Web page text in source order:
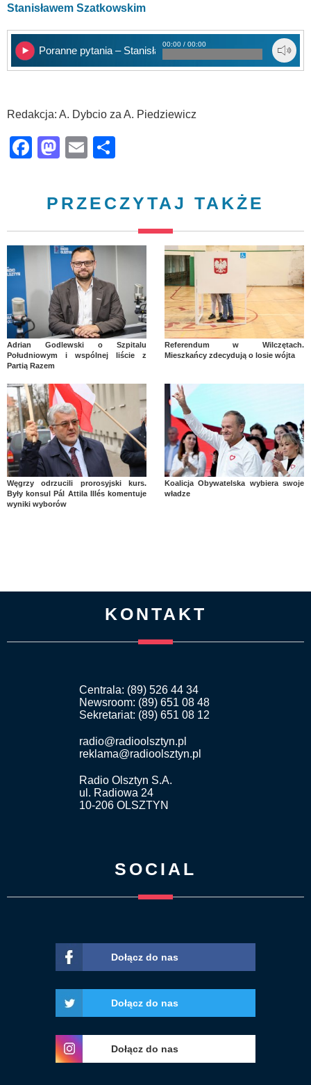
Stanisławem Szatkowskim
Poranne pytania – Stanisław Szatkowski
00:00 / 00:00
Redakcja: A. Dybcio za A. Piedziewicz
Facebook
Mastodon
Email
PRZECZYTAJ TAKŻE
Adrian Godlewski o Szpitalu
Południowym i wspólnej liście z
Partią Razem
Referendum w Wilczętach.
Mieszkańcy zdecydują o losie wójta
Węgrzy odrzucili prorosyjski kurs.
Były konsul Pál Attila Illés komentuje
wyniki wyborów
Koalicja Obywatelska wybiera swoje
władze
KONTAKT
Centrala: (89) 526 44 34
Newsroom: (89) 651 08 48
Sekretariat: (89) 651 08 12
radio@radioolsztyn.pl
reklama@radioolsztyn.pl
Radio Olsztyn S.A.
ul. Radiowa 24
10-206 OLSZTYN
SOCIAL
Dołącz do nas
Dołącz do nas
Dołącz do nas